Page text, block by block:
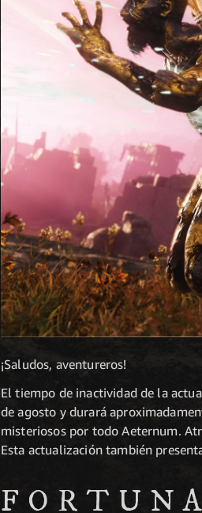
¡Saludos, aventureros!
El tiempo de inactividad de la
de agosto y durará
misteriosos por todo Aeternum.
Esta actualización también